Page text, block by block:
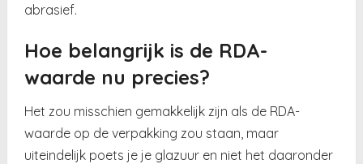
abrasief.
Hoe belangrijk is de RDA-
waarde nu precies?
Het zou misschien gemakkelijk zijn als de RDA-
waarde op de verpakking zou staan, maar
uiteindelijk poets je je glazuur en niet het daaronder